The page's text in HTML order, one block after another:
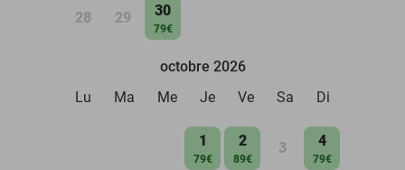
28 29 30
79€
octobre 2026
Lu
Ma Me Je Ve Sa Di
1
79€
2
89€
3 4
79€